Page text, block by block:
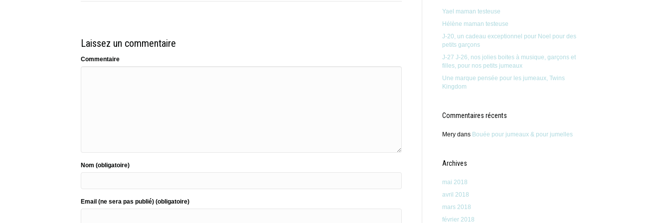
Laissez un commentaire
Commentaire
Nom (obligatoire)
Email (ne sera pas publié) (obligatoire)
Yael maman testeuse
Hélène maman testeuse
J-20, un cadeau exceptionnel pour Noel pour des
petits garçons
J-27 J-26, nos jolies boites à musique, garçons et
filles, pour nos petits jumeaux
Une marque pensée pour les jumeaux, Twins
Kingdom
Commentaires récents
Mery dans Bouée pour jumeaux & pour jumelles
Archives
mai 2018
avril 2018
mars 2018
février 2018